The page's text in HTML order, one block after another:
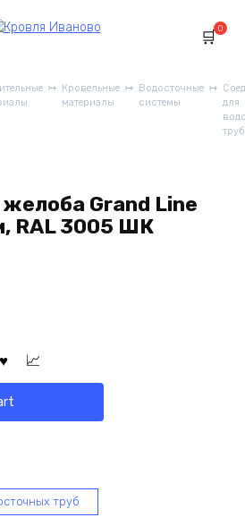
0
Кровельные
материалы
Водосточные
системы
для
труб
Grand Line
RAL 3005 ШК
труб